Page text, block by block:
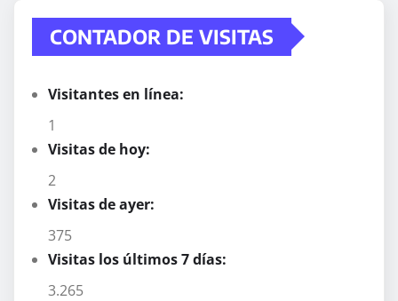
CONTADOR DE VISITAS
Visitantes en línea:
1
Visitas de hoy:
2
Visitas de ayer:
375
Visitas los últimos 7 días:
3.265